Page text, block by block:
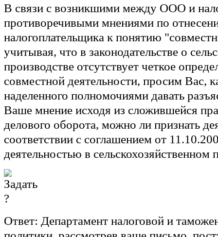
В связи с возникшими между ООО и
противоречивыми мнениями по
налогоплательщика к понятию
учитывая, что в законодательстве о
производстве отсутствует четкое
совместной деятельности, просим Вас,
наделенного полномочиями давать
Ваше мнение исходя из сложившейся
делового оборота, можно ли признать
соответствии с соглашением от
деятельностью в сельскохозяйственном
Ответ: Департамент налоговой и